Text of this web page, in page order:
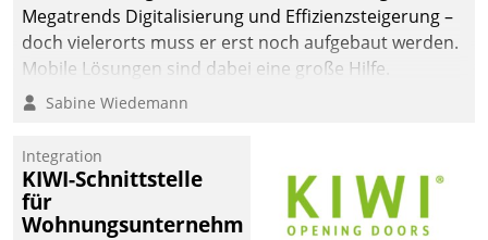
der Lösung über die SAP
Cloud Platform
entschieden - als erstes
Unternehmen am
Megatrends Digitalisierung und Effizienzsteigerung –
doch vielerorts muss er erst noch aufgebaut werden.
Mobile Lösungen sind dabei eine große Hilfe.
Sabine Wiedemann
Integration
KIWI-Schnittstelle
für
Wohnungsunternehmen